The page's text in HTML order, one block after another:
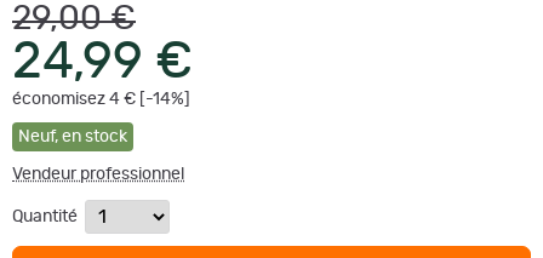
29,00 €
24,99 €
économisez 4 € [-14%]
Neuf, en stock
Vendeur professionnel
Quantité